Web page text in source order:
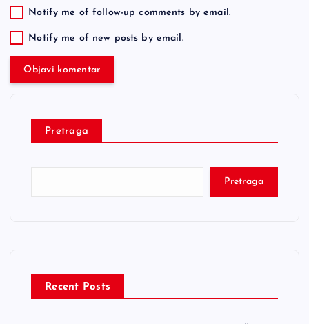
Notify me of follow-up comments by email.
Notify me of new posts by email.
Pretraga
Pretraga
Recent Posts